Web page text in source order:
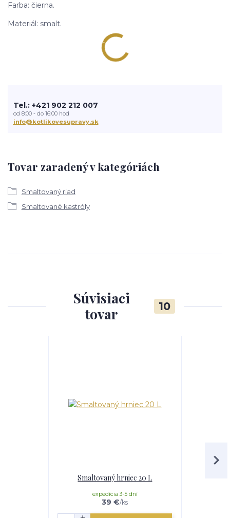
Farba: čierna.
Materiál: smalt.
Tovar zaradený v kategóriách
Smaltovaný riad
Smaltované kastróly
Tel.: +421 902 212 007
od 8:00 - do 16:00 hod
info@kotlikovesupravy.sk
Súvisiaci
tovar
10
Smaltovaný hrniec 20 L
39 €/ks
expedícia 3-5 dní